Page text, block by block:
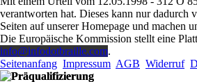
verantworten hat. Dieses kann nur dadurch
Seiten auf unserer Homepage und machen
Die Europäische Kommission stellt eine
info@infodotbraille.com.
Seitenanfang Impressum AGB Widerruf